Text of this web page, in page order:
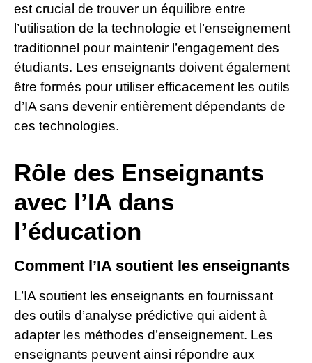
est crucial de trouver un équilibre entre
l’utilisation de la technologie et l’enseignement
traditionnel pour maintenir l’engagement des
étudiants. Les enseignants doivent également
être formés pour utiliser efficacement les outils
d’IA sans devenir entièrement dépendants de
ces technologies.
Rôle des Enseignants
avec l’IA dans
l’éducation
Comment l’IA soutient les enseignants
L’IA soutient les enseignants en fournissant
des outils d’analyse prédictive qui aident à
adapter les méthodes d’enseignement. Les
enseignants peuvent ainsi répondre aux